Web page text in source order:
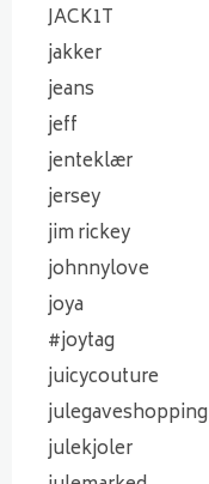
JACK1T
jakker
jeans
jeff
jenteklær
jersey
jim rickey
johnnylove
joya
#joytag
juicycouture
julegaveshopping
julekjoler